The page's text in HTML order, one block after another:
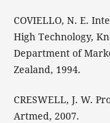
COVIELLO, N. E.
High Technology,
Department of
Zealand, 1994.
CRESWELL, J. W.
Artmed, 2007.